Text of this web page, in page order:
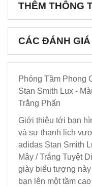
THÊM THÔNG
CÁC ĐÁNH GIÁ
Phóng Tầm Phong
Stan Smith Lux -
Trắng Phấn
Giới thiệu tới bạn
và sự thanh lịch
adidas Stan Smith
Mây / Trắng Tuyệt
giày biểu tượng
bạn lên một tầm